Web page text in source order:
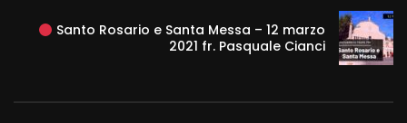
Santo Rosario e Santa Messa – 12 marzo
2021 fr. Pasquale Cianci